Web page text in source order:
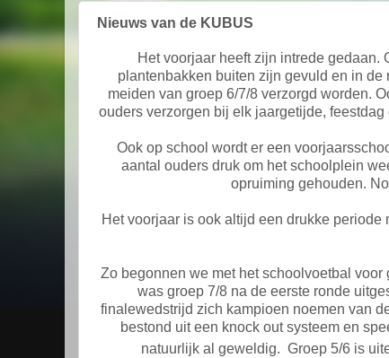
Nieuws van de KUBUS
Het voorjaar heeft zijn intrede gedaan.
plantenbakken buiten zijn gevuld en in de
meiden van groep 6/7/8 verzorgd worden.
ouders verzorgen bij elk jaargetijde,
Ook op school wordt er een
aantal ouders druk om het schoolplein
opruiming gehouden.
Het voorjaar is ook altijd een drukke
Zo begonnen we met het schoolvoetbal voor
was groep 7/8 na de eerste ronde
finalewedstrijd zich kampioen noemen van
bestond uit een knock out systeem en
natuurlijk al geweldig. Groep 5/6 is